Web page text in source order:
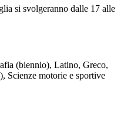
si svolgeranno dalle 17 alle
(biennio), Latino, Greco,
Scienze motorie e sportive